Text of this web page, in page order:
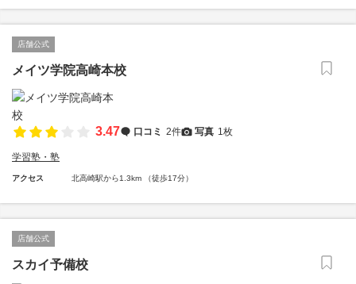
店舗公式
メイツ学院高崎本校
3.47 口コミ 2件 写真 1枚
学習塾・塾
アクセス 北高崎駅から1.3km （徒歩17分）
店舗公式
スカイ予備校